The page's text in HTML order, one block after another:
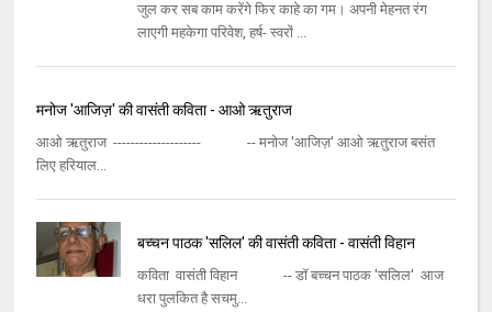
जुल कर सब काम करेंगे फिर काहे का गम। अपनी मेहनत रंग
लाएगी महकेगा परिवेश, हर्ष- स्‍वरों ...
मनोज 'आजिज़' की वासंती कविता - आओ ऋतुराज
आओ ऋतुराज -------------------- -- मनोज 'आजिज़' आओ ऋतुराज बसंत
लिए हरियाल...
बच्चन पाठक 'सलिल' की वासंती कविता - वासंती विहान
कविता वासंती विहान -- डॉ बच्चन पाठक 'सलिल' आज
धरा पुलकित है सचमु...